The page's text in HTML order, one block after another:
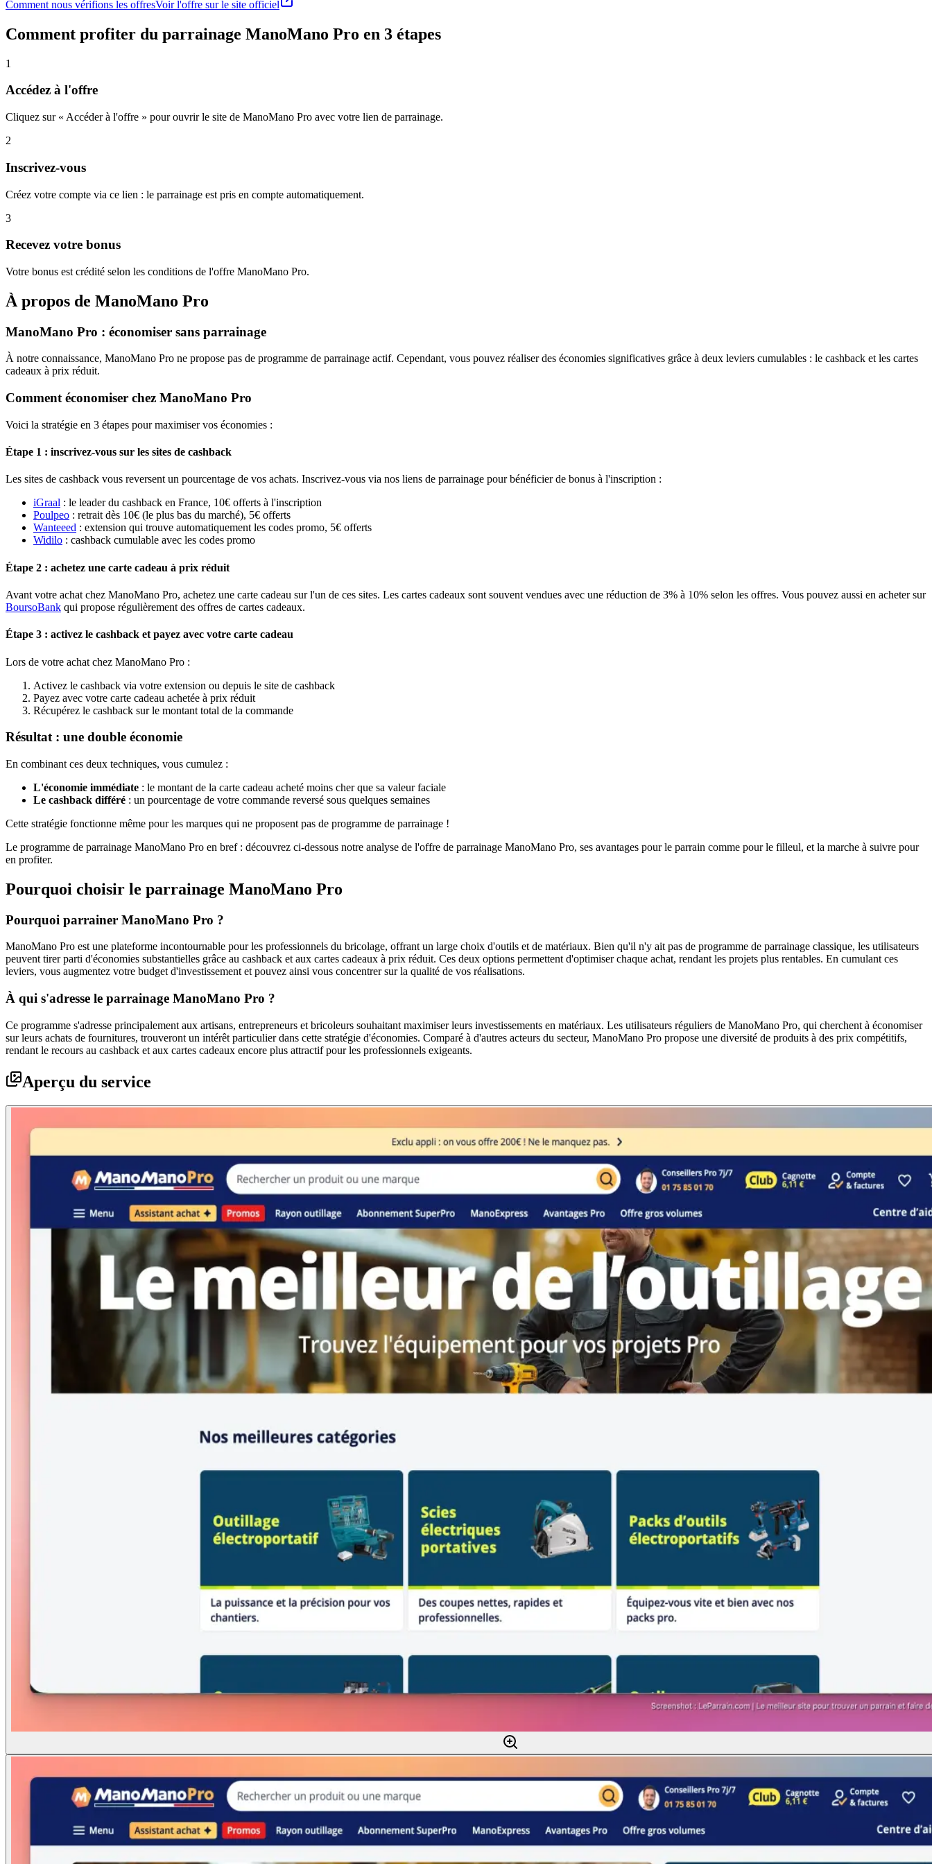
Comment nous vérifions les offresVoir l'offre sur le site officiel
Comment profiter du parrainage ManoMano Pro en 3 étapes
1
Accédez à l'offre
Cliquez sur « Accéder à l'offre » pour ouvrir le site de ManoMano Pro avec votre lien de parrainage.
2
Inscrivez-vous
Créez votre compte via ce lien : le parrainage est pris en compte automatiquement.
3
Recevez votre bonus
Votre bonus est crédité selon les conditions de l'offre ManoMano Pro.
À propos de ManoMano Pro
ManoMano Pro : économiser sans parrainage
À notre connaissance, ManoMano Pro ne propose pas de programme de parrainage actif. Cependant, vous pouvez réaliser des économies significatives grâce à deux leviers cumulables : le cashback et les cartes
cadeaux à prix réduit.
Comment économiser chez ManoMano Pro
Voici la stratégie en 3 étapes pour maximiser vos économies :
Étape 1 : inscrivez-vous sur les sites de cashback
Les sites de cashback vous reversent un pourcentage de vos achats. Inscrivez-vous via nos liens de parrainage pour bénéficier de bonus à l'inscription :
iGraal : le leader du cashback en France, 10€ offerts à l'inscription
Poulpeo : retrait dès 10€ (le plus bas du marché), 5€ offerts
Wanteeed : extension qui trouve automatiquement les codes promo, 5€ offerts
Widilo : cashback cumulable avec les codes promo
Étape 2 : achetez une carte cadeau à prix réduit
Avant votre achat chez ManoMano Pro, achetez une carte cadeau sur l'un de ces sites. Les cartes cadeaux sont souvent vendues avec une réduction de 3% à 10% selon les offres. Vous pouvez aussi en acheter sur
BoursoBank qui propose régulièrement des offres de cartes cadeaux.
Étape 3 : activez le cashback et payez avec votre carte cadeau
Lors de votre achat chez ManoMano Pro :
Activez le cashback via votre extension ou depuis le site de cashback
Payez avec votre carte cadeau achetée à prix réduit
Récupérez le cashback sur le montant total de la commande
Résultat : une double économie
En combinant ces deux techniques, vous cumulez :
L'économie immédiate : le montant de la carte cadeau acheté moins cher que sa valeur faciale
Le cashback différé : un pourcentage de votre commande reversé sous quelques semaines
Cette stratégie fonctionne même pour les marques qui ne proposent pas de programme de parrainage !
Le programme de parrainage ManoMano Pro en bref : découvrez ci-dessous notre analyse de l'offre de parrainage ManoMano Pro, ses avantages pour le parrain comme pour le filleul, et la marche à suivre pour
en profiter.
Pourquoi choisir le parrainage ManoMano Pro
Pourquoi parrainer ManoMano Pro ?
ManoMano Pro est une plateforme incontournable pour les professionnels du bricolage, offrant un large choix d'outils et de matériaux. Bien qu'il n'y ait pas de programme de parrainage classique, les utilisateurs
peuvent tirer parti d'économies substantielles grâce au cashback et aux cartes cadeaux à prix réduit. Ces deux options permettent d'optimiser chaque achat, rendant les projets plus rentables. En cumulant ces
leviers, vous augmentez votre budget d'investissement et pouvez ainsi vous concentrer sur la qualité de vos réalisations.
À qui s'adresse le parrainage ManoMano Pro ?
Ce programme s'adresse principalement aux artisans, entrepreneurs et bricoleurs souhaitant maximiser leurs investissements en matériaux. Les utilisateurs réguliers de ManoMano Pro, qui cherchent à économiser
sur leurs achats de fournitures, trouveront un intérêt particulier dans cette stratégie d'économies. Comparé à d'autres acteurs du secteur, ManoMano Pro propose une diversité de produits à des prix compétitifs,
rendant le recours au cashback et aux cartes cadeaux encore plus attractif pour les professionnels exigeants.
Aperçu du service